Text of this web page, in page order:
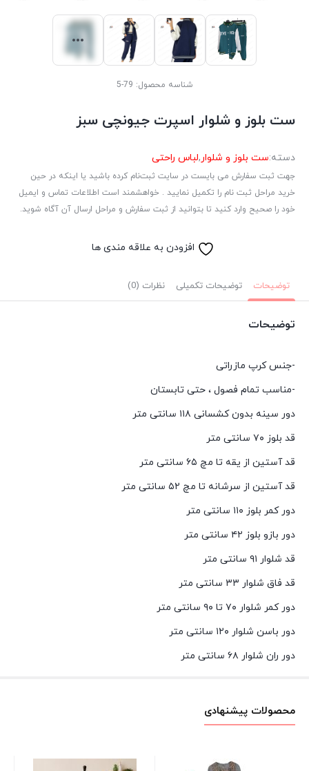
شناسه محصول: 79-5
ست بلوز و شلوار اسپرت جیونچی سبز
دسته:ست بلوز و شلوار ,لباس راحتی
جهت ثبت سفارش می بایست در سایت ثبت‌نام کرده باشید یا اینکه در حین
خرید مراحل ثبت نام را تکمیل نمایید . خواهشمند است اطلاعات تماس و ایمیل
خود را صحیح وارد کنید تا بتوانید از ثبت سفارش و مراحل ارسال آن آگاه شوید.
افزودن به علاقه مندی ها
توضیحات توضیحات تکمیلی نظرات (0)
توضیحات
-جنس کرپ مازراتی
-مناسب تمام فصول ، حتی تابستان
دور سینه بدون کشسانی ۱۱۸ سانتی متر
قد بلوز ۷۰ سانتی متر
قد آستین از یقه تا مچ ۶۵ سانتی متر
قد آستین از سرشانه تا مچ ۵۲ سانتی متر
دور کمر بلوز ۱۱۰ سانتی متر
دور بازو بلوز ۴۲ سانتی متر
قد شلوار ۹۱ سانتی متر
قد فاق شلوار ۳۳ سانتی متر
دور کمر شلوار ۷۰ تا ۹۰ سانتی متر
دور باسن شلوار ۱۲۰ سانتی متر
دور ران شلوار ۶۸ سانتی متر
محصولات پیشنهادی